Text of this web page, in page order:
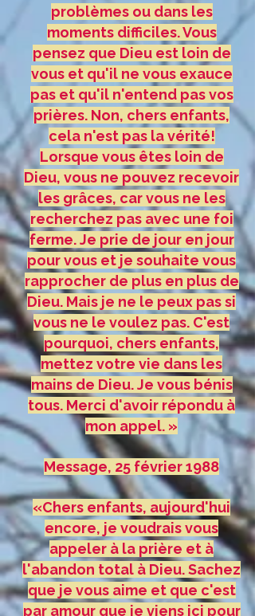
problèmes ou dans les
moments difficiles. Vous
pensez que Dieu est loin de
vous et qu'il ne vous exauce
pas et qu'il n'entend pas vos
prières. Non, chers enfants,
cela n'est pas la vérité!
Lorsque vous êtes loin de
Dieu, vous ne pouvez recevoir
les grâces, car vous ne les
recherchez pas avec une foi
ferme. Je prie de jour en jour
pour vous et je souhaite vous
rapprocher de plus en plus de
Dieu. Mais je ne le peux pas si
vous ne le voulez pas. C'est
pourquoi, chers enfants,
mettez votre vie dans les
mains de Dieu. Je vous bénis
tous. Merci d'avoir répondu à
mon appel. »
Message, 25 février 1988
«Chers enfants, aujourd'hui
encore, je voudrais vous
appeler à la prière et à
l'abandon total à Dieu. Sachez
que je vous aime et que c'est
par amour que je viens ici pour